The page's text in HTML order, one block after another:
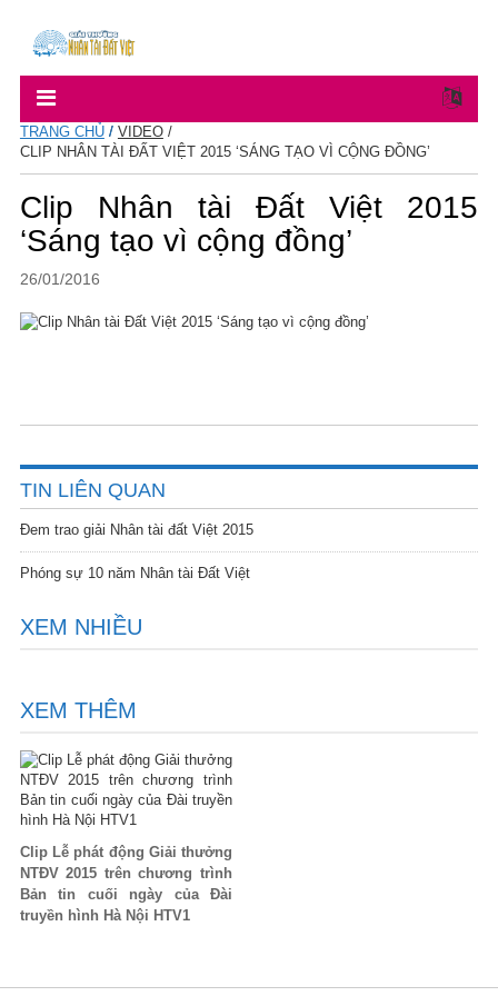
TRANG CHỦ/ VIDEO/
CLIP NHÂN TÀI ĐẤT VIỆT 2015 ‘SÁNG TẠO VÌ CỘNG ĐỒNG’
Clip Nhân tài Đất Việt 2015
‘Sáng tạo vì cộng đồng’
26/01/2016
TIN LIÊN QUAN
Đem trao giải Nhân tài đất Việt 2015
Phóng sự 10 năm Nhân tài Đất Việt
XEM NHIỀU
XEM THÊM
Clip Lễ phát động Giải thưởng
NTĐV 2015 trên chương trình
Bản tin cuối ngày của Đài
truyền hình Hà Nội HTV1